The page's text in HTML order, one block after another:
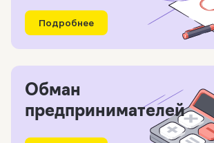
Подробнее
Обман
предпринимателей